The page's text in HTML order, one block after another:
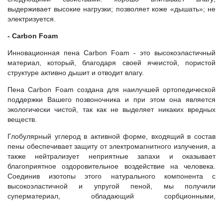
выдерживает высокие нагрузки; позволяет коже «дышать»; не
электризуется.
- Carbon Foam
Инновационная пена Carbon Foam - это высокоэластичный
материал, который, благодаря своей ячеистой, пористой
структуре активно дышит и отводит влагу.
Пена Carbon Foam создана для наилучшей ортопедической
поддержки Вашего позвоночника и при этом она является
экологически чистой, так как не выделяет никаких вредных
веществ.
Глобулярный углерод в активной форме, входящий в состав
пены обеспечивает защиту от электромагнитного излучения, а
также нейтрализует неприятные запахи и оказывает
благоприятное оздоровительное воздействие на человека.
Соединив изотопы этого натурального компонента с
высокоэластичной и упругой пеной, мы получили
суперматериал, обладающий сорбционными,